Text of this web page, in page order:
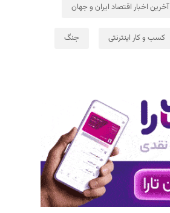
آخرین اخبار اقتصاد ایران و جهان
کسب و کار اینترنتی جنگ